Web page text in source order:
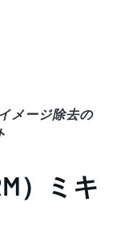
メージ除去の
）ミキ